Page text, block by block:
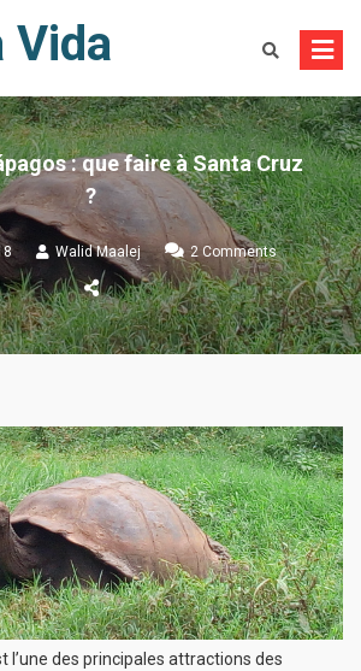
Vida
: que faire à Santa Cruz
?
Walid Maalej 2 Commentson
Les
îles
Galápagos
:
que
Santa
Cruz
?
l’une des principales attractions des